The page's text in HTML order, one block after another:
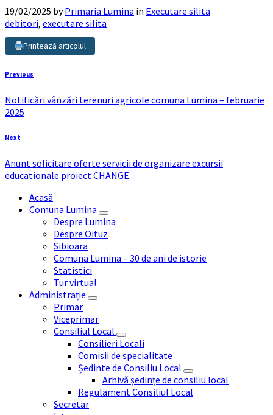
19/02/2025 byPrimaria Lumina in Executare silita
debitori, executare silita
Printează articolul
Previous
Notificări vânzări terenuri agricole comuna Lumina – februarie
2025
Next
Anunt solicitare oferte servicii de organizare excursii
educationale proiect CHANGE
Acasă
Comuna Lumina
Despre Lumina
Despre Oituz
Sibioara
Comuna Lumina – 30 de ani de istorie
Statistici
Tur virtual
Administrație
Primar
Viceprimar
Consiliul Local
Consilieri Locali
Comisii de specialitate
Ședinte de Consiliu Local
Arhivă ședințe de consiliu local
Regulament Consiliul Local
Secretar